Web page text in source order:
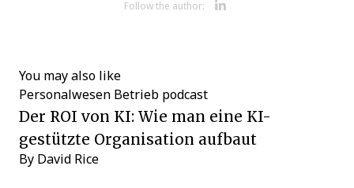
Follow the author:
You may also like
Personalwesen Betrieb podcast
Der ROI von KI: Wie man eine KI-
gestützte Organisation aufbaut
By David Rice